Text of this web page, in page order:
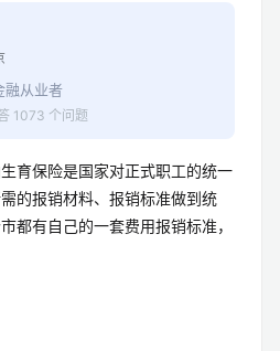
融从业者
1073 个问题
育保险是国家对正式职工的统一
的报销材料、报销标准做到统
都有自己的一套费用报销标准，